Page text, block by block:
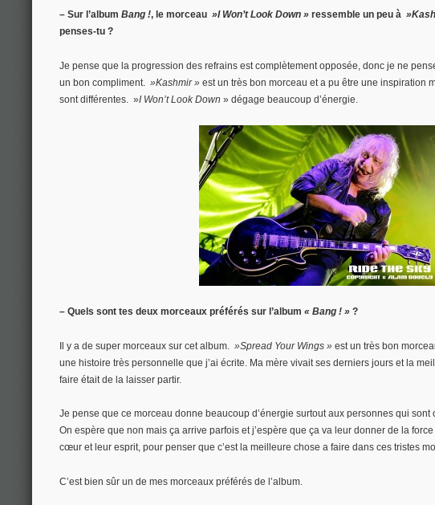
– Sur l’album Bang !, le morceau »I Won’t Look Down » ressemble un peu à
penses-tu ?
Je pense que la progression des refrains est complètement opposée, donc je ne
un bon compliment.
»Kashmir » est un très bon morceau et a pu être une inspiration
sont différentes. »I Won’t Look Down » dégage beaucoup d’énergie.
– Quels sont tes deux morceaux préférés sur l’album « Bang ! » ?
Il y a de super morceaux sur cet album. »Spread Your Wings » est un très bon
une histoire très personnelle que j’ai écrite. Ma mère vivait ses derniers jours et la
faire était de la laisser partir.
Je pense que ce morceau donne beaucoup d’énergie surtout aux personnes qui
On espère que non mais ça arrive parfois et j’espère que ça va leur donner de la
cœur et leur esprit, pour penser que c’est la meilleure chose a faire dans ces tristes
C’est bien sûr un de mes morceaux préférés de l’album.